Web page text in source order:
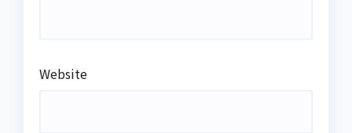
Website